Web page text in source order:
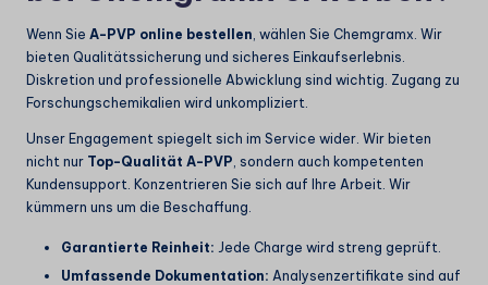
Wenn Sie A-PVP online bestellen , wählen Sie Chemgramx. Wir
bieten Qualitätssicherung und sicheres Einkaufserlebnis.
Diskretion und professionelle Abwicklung sind wichtig. Zugang zu
Forschungschemikalien wird unkompliziert.
Unser Engagement spiegelt sich im Service wider. Wir bieten
nicht nur Top-Qualität A-PVP , sondern auch kompetenten
Kundensupport. Konzentrieren Sie sich auf Ihre Arbeit. Wir
kümmern uns um die Beschaffung.
Garantierte Reinheit: Jede Charge wird streng geprüft.
Umfassende Dokumentation: Analysenzertifikate sind auf